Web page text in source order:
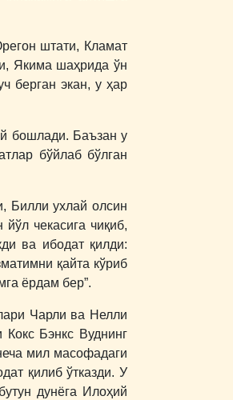
штати, Кламат
Якима шаҳрида ўн
берган экан, у ҳар
бошлади. Баъзан у
бўйлаб бўлган
Билли ухлай олсин
чекасига чиқиб,
ва ибодат қилди:
қайта кўриб
ёрдам бер”.
Чарли ва Нелли
Бэнкс Вуднинг
мил масофадаги
қилиб ўтказди. У
дунёга Илоҳий